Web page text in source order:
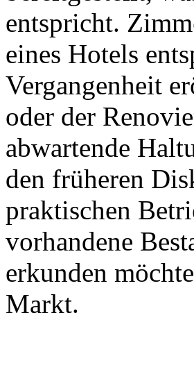
entspricht.
eines Hotels
Vergangenheit
oder der
abwartende
den früheren
praktischen
vorhandene
erkunden
Markt.